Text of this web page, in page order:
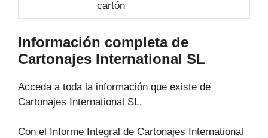
cartón
Información completa de
Cartonajes International SL
Acceda a toda la información que existe de
Cartonajes International SL.
Con el Informe Integral de Cartonajes International